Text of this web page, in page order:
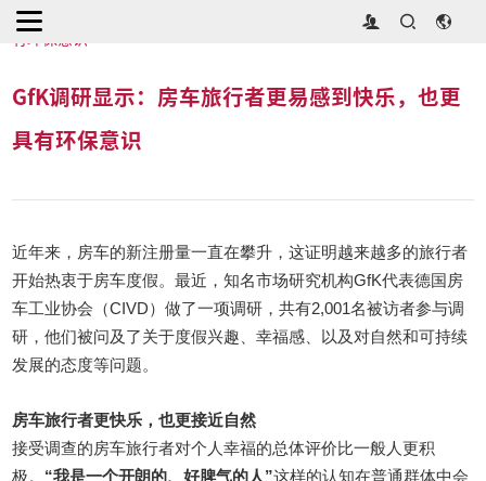
首页
GfK调研显示：房车旅行者更易感到快乐，也更具
GfK调研显示：房车旅行者更易感到快乐，也更
具有环保意识
近年来，房车的新注册量一直在攀升，这证明越来越多的旅行者
开始热衷于房车度假。最近，知名市场研究机构GfK代表德国房
车工业协会（CIVD）做了一项调研，共有2,001名被访者参与调
研，他们被问及了关于度假兴趣、幸福感、以及对自然和可持续
发展的态度等问题。
房车旅行者更快乐，也更接近自然
接受调查的房车旅行者对个人幸福的总体评价比一般人更积
极。 “我是一个开朗的、好脾气的人”这样的认知在普通群体中会